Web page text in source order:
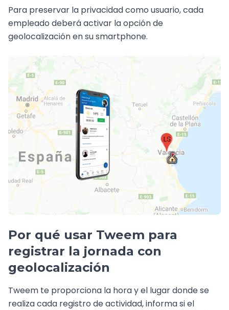
Para preservar la privacidad como usuario, cada
empleado deberá activar la opción de
geolocalización en su smartphone.
Por qué usar Tweem para
registrar la jornada con
geolocalización
Tweem te proporciona la hora y el lugar donde se
realiza cada registro de actividad, informa si el